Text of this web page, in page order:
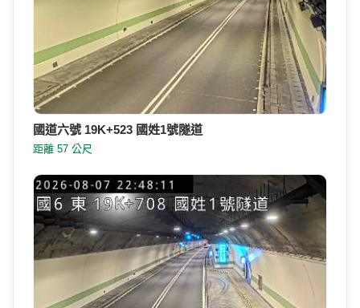
國道六號 19K+523 國姓1號隧道
距離 57 公尺